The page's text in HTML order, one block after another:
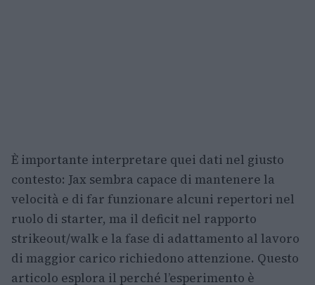
È importante interpretare quei dati nel giusto
contesto: Jax sembra capace di mantenere la
velocità e di far funzionare alcuni repertori nel
ruolo di starter, ma il deficit nel rapporto
strikeout/walk e la fase di adattamento al lavoro
di maggior carico richiedono attenzione. Questo
articolo esplora il perché l’esperimento è